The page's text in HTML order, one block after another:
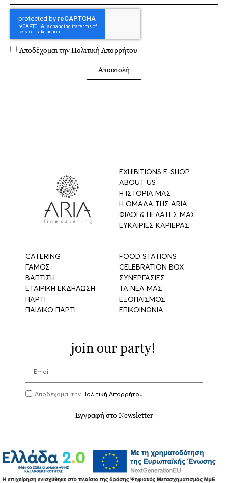
Αποδέχομαι τηνΠολιτική Απορρήτου
Αποστολή
EXHIBITIONS E-SHOP
ABOUT US
Η ΙΣΤΟΡΙΑ ΜΑΣ
Η ΟΜΑΔΑ ΤΗΣ ARIA
ΦΙΛΟΙ & ΠΕΛΑΤΕΣ ΜΑΣ
ΕΥΚΑΙΡΙΕΣ ΚΑΡΙΕΡΑΣ
CATERING
ΓΑΜΟΣ
ΒΑΠΤΙΣΗ
ΕΤΑΙΡΙΚΗ ΕΚΔΗΛΩΣΗ
ΠΑΡΤΙ
ΠΑΙΔΙΚΟ ΠΑΡΤΙ
FOOD STATIONS
CELEBRATION BOX
ΣΥΝΕΡΓΑΣΙΕΣ
ΤΑ ΝΕΑ ΜΑΣ
ΕΞΟΠΛΙΣΜΟΣ
ΕΠΙΚΟΙΝΩΝΙΑ
join our party!
Αποδέχομαι την Πολιτική Απορρήτου
Εγγραφή στο Newsletter
Λ. Κορωπίου-Μαρκοπούλου 1, Κορωπί, 19441,210
9656388, events@aria.gr